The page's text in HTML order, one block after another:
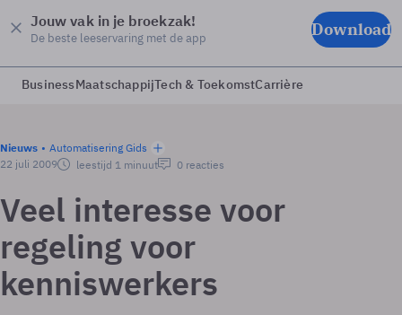
Jouw vak in je broekzak!
De beste leeservaring met de app Download
BusinessMaatschappijTech & ToekomstCarrière
Nieuws
Automatisering Gids
22 juli 2009
leestijd 1 minuut 0 reacties
Veel interesse voor
regeling voor
kenniswerkers